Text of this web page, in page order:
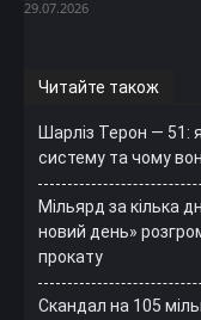
29.07.2026
Читайте також
Шарліз Терон — 51:
систему та чому
Мільярд за кілька
новий день»
прокату
Скандал на 105